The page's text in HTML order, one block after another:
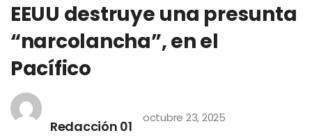
EEUU destruye una presunta
“narcolancha”, en el
Pacífico
Redacción 01
octubre 23, 2025